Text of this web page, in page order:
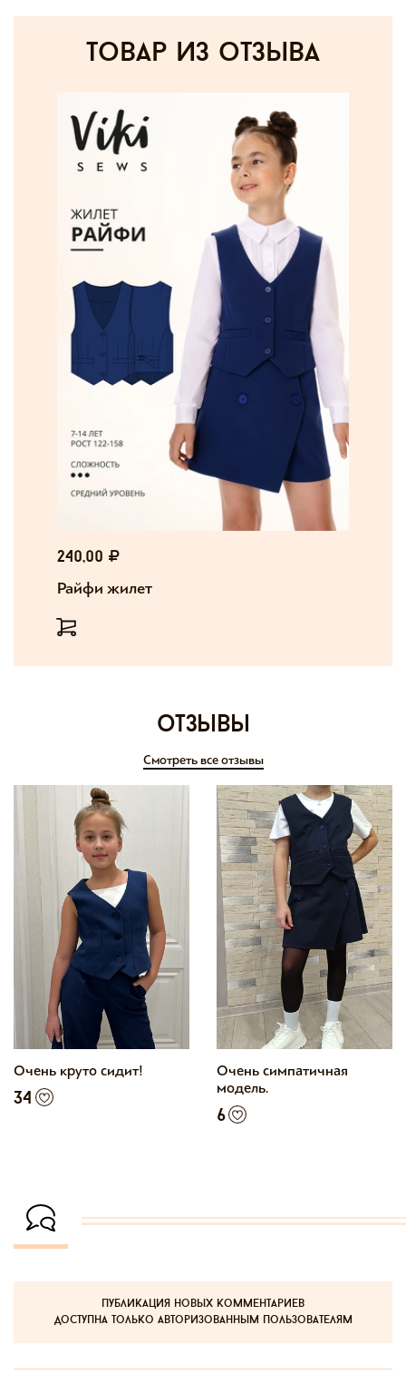
товар из отзыва
240,00
Райфи жилет
отзывы
Смотреть все отзывы
Очень круто сидит!
34
Очень симпатичная
модель.
6
публикация новых комментариев
доступна только авторизованным пользователям